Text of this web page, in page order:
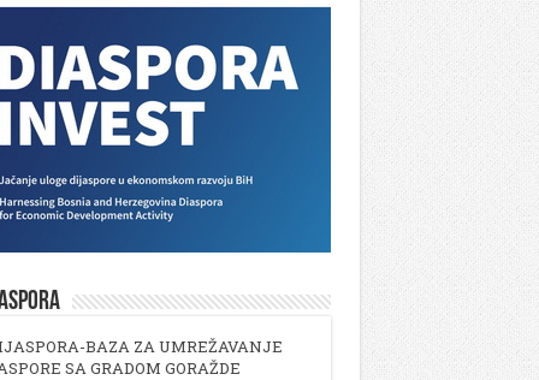
BAZA ZA UMREŽAVANJE
SA GRADOM GORAŽDE